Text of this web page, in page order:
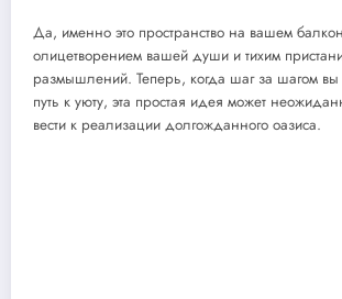
Да, именно это пространство на вашем
олицетворением вашей души и тихим
размышлений. Теперь, когда шаг за шагом
путь к уюту, эта простая идея может
вести к реализации долгожданного оазиса.